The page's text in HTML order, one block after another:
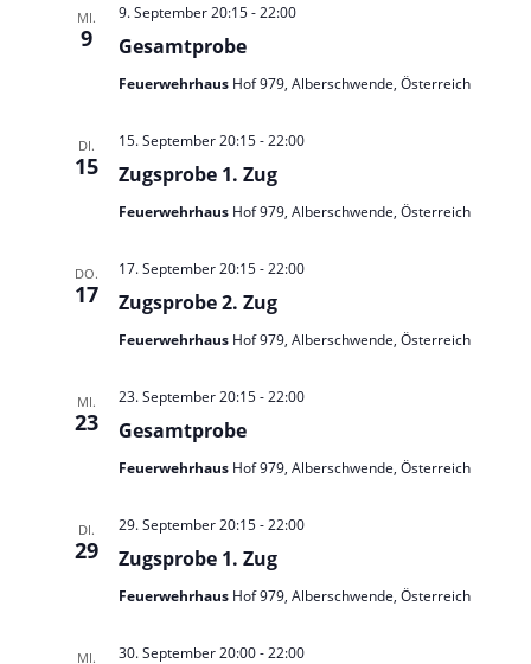
v
t
b
n
MI.
9 Gesamtprobe
9. September 20:15-22:00
Feuerwehrhaus Hof 979, Alberschwende, Österreich
DI.
15 Zugsprobe 1. Zug
15. September 20:15-22:00
Feuerwehrhaus Hof 979, Alberschwende, Österreich
DO.
17 Zugsprobe 2. Zug
17. September 20:15-22:00
Feuerwehrhaus Hof 979, Alberschwende, Österreich
MI.
23 Gesamtprobe
23. September 20:15-22:00
Feuerwehrhaus Hof 979, Alberschwende, Österreich
DI.
29 Zugsprobe 1. Zug
29. September 20:15-22:00
Feuerwehrhaus Hof 979, Alberschwende, Österreich
MI. 30. September 20:00-22:00